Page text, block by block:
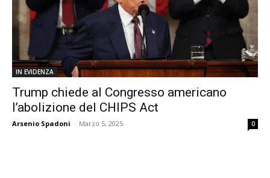
IN EVIDENZA
Trump chiede al Congresso americano
l’abolizione del CHIPS Act
Arsenio Spadoni - Marzo 5, 2025 0